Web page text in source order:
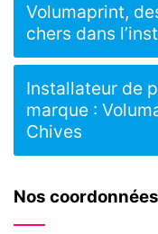
Nos coordonnées
Volumaprint,
chers dans
Installateur de
marque :
Chives